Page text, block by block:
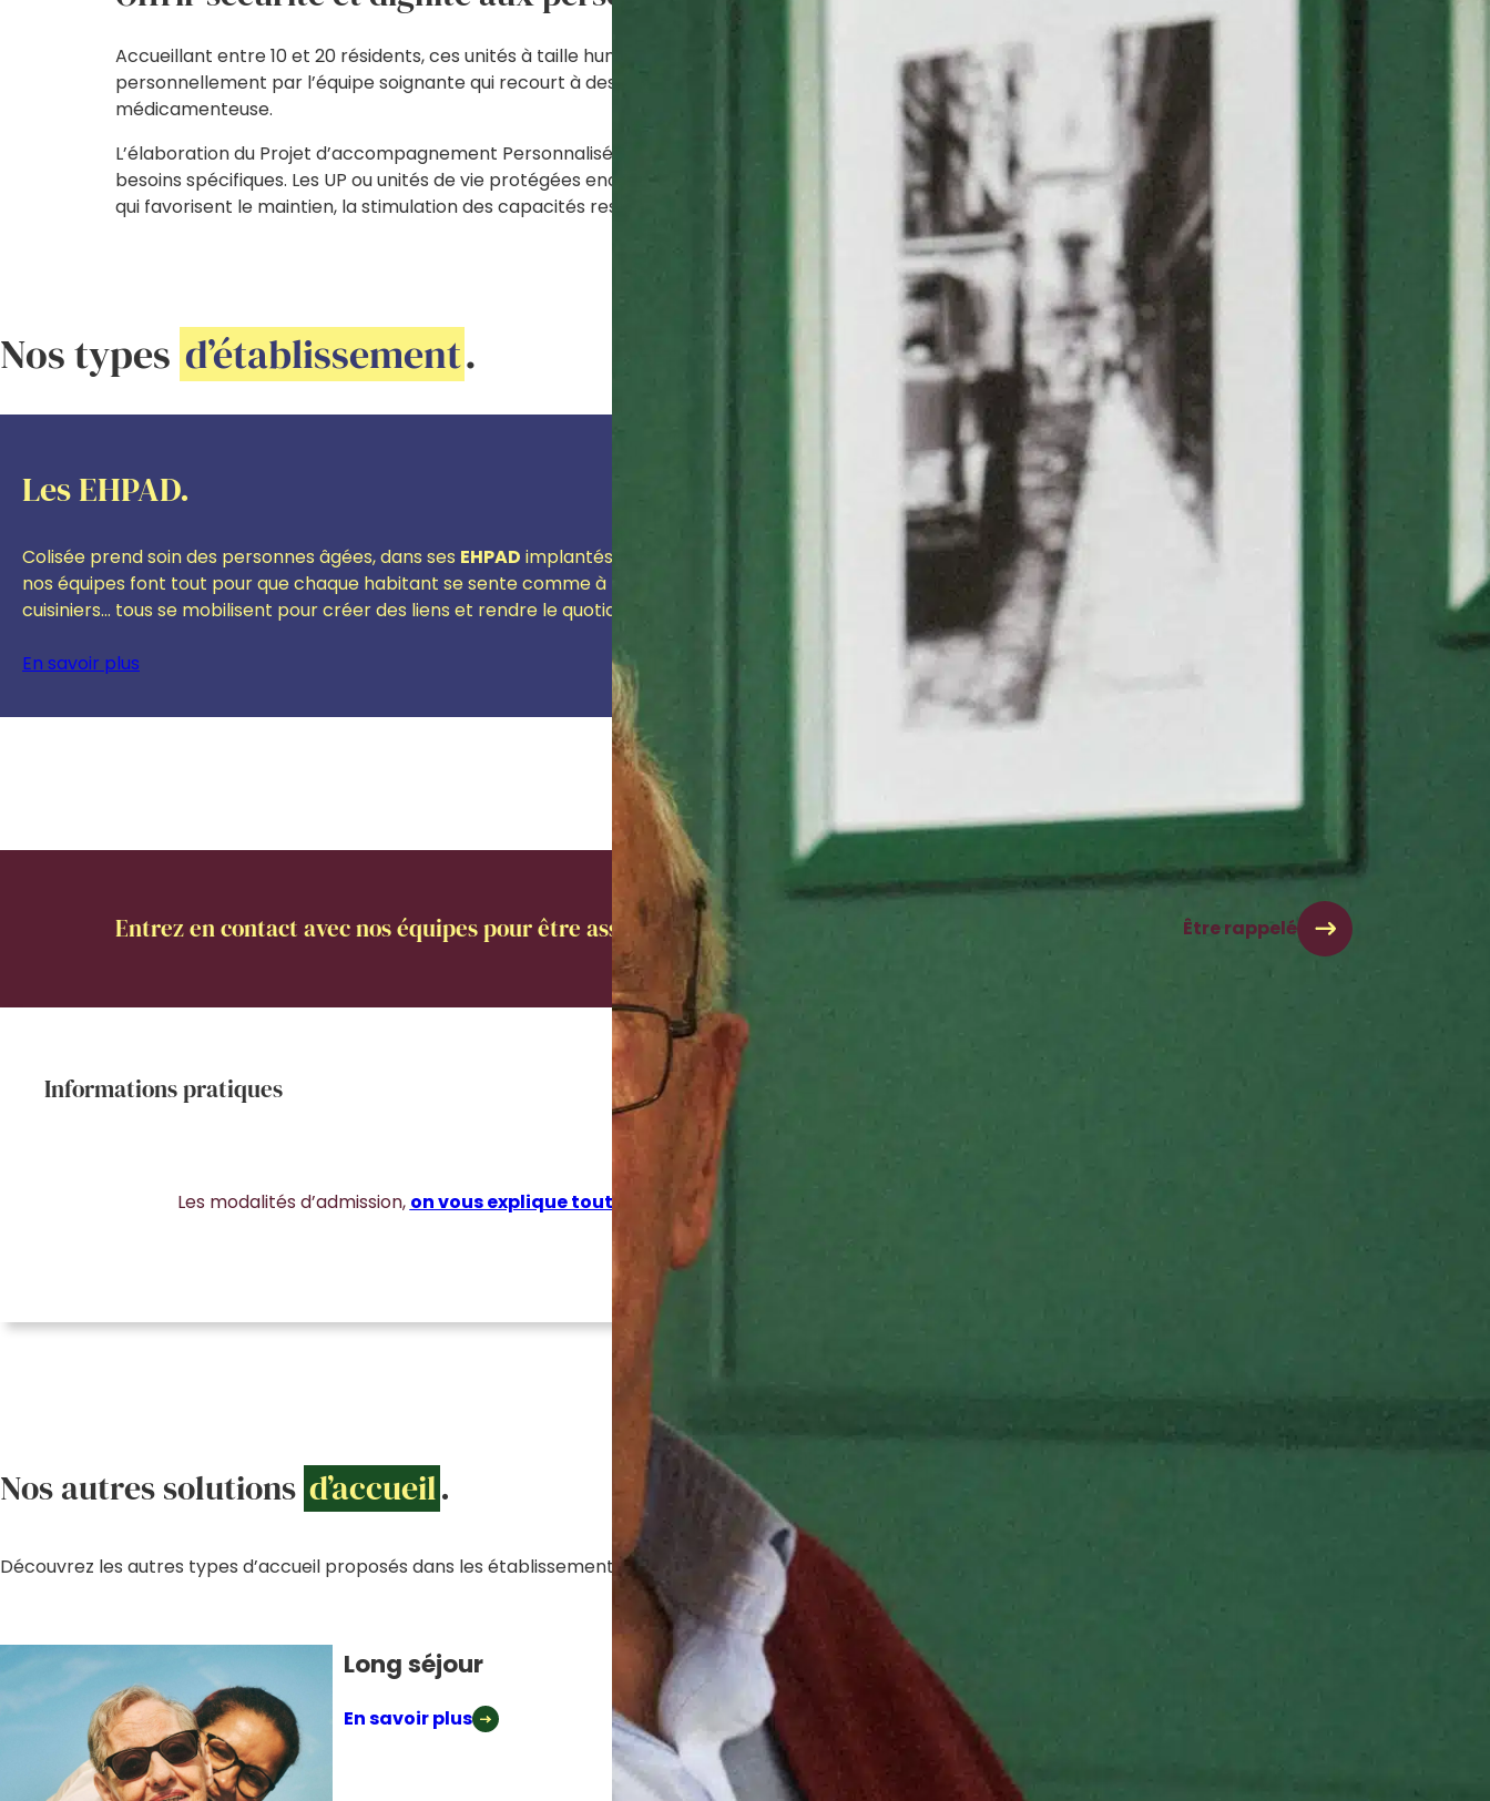
Accueillant entre 10 et 20 résidents, ces unités à taille humaine favorisent une ambiance familiale et conviviale. Chaque personne est connue
personnellement par l’équipe soignante qui recourt à des techniques de communication bienveillantes, avec une approche non
médicamenteuse.
L’élaboration du Projet d’accompagnement Personnalisé (PACT) nous permet de prendre en compte ses habitudes de vie, ses goûts et ses
besoins spécifiques. Les UP ou unités de vie protégées encouragent l’autonomie des résidents en les impliquant dans des activités quotidiennes
qui favorisent le maintien, la stimulation des capacités restantes et la diminution de l’anxiété et donc des troubles du comportement.
Nos types d’établissement.
Les EHPAD.
Colisée prend soin des personnes âgées, dans ses EHPAD implantés partout en France. Qualité des soins et services adaptés à la situation et aux envies de chacun :
nos équipes font tout pour que chaque habitant se sente comme à la maison. Médecins, infirmier(ère)s, aides-soignant(e)s, animateurs, kinésithérapeutes ou
cuisiniers… tous se mobilisent pour créer des liens et rendre le quotidien des habitants le plus agréable et heureux possible.
En savoir plus
Entrez en contact avec nos équipes pour être assisté dans votre projet Être rappelé
Informations pratiques
Les modalités d’admission, on vous explique tout
Nos autres solutions d’accueil.
Découvrez les autres types d’accueil proposés dans les établissements Colisée.
Long séjour
En savoir plus